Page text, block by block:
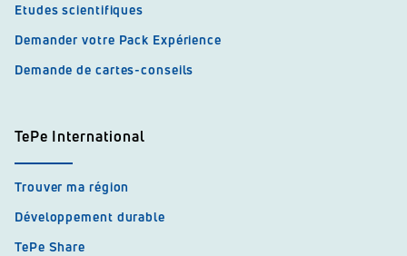
Etudes scientifiques
Demander votre Pack Expérience
Demande de cartes-conseils
TePe International
Trouver ma région
Développement durable
TePe Share